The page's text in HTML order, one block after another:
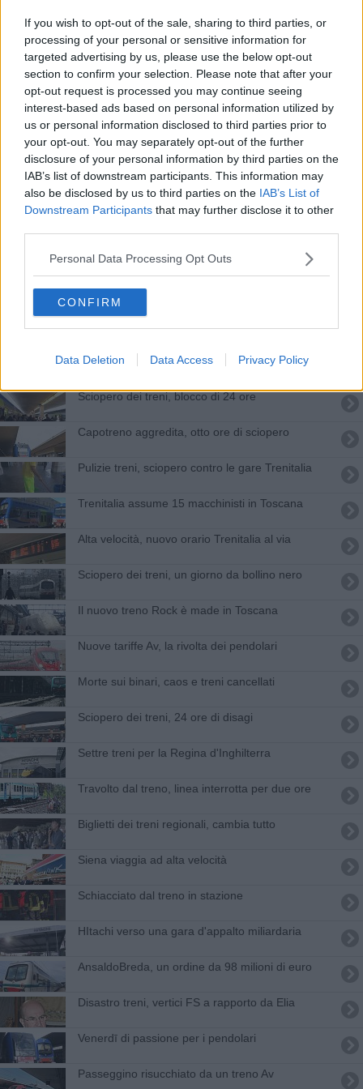
If you wish to opt-out of the sale, sharing to third parties, or
processing of your personal or sensitive information for
targeted advertising by us, please use the below opt-out
section to confirm your selection. Please note that after your
opt-out request is processed you may continue seeing
interest-based ads based on personal information utilized by
us or personal information disclosed to third parties prior to
your opt-out. You may separately opt-out of the further
disclosure of your personal information by third parties on the
IAB’s list of downstream participants. This information may
also be disclosed by us to third parties on the IAB’s List of
Downstream Participants that may further disclose it to other
Personal Data Processing Opt Outs
CONFIRM
Data Deletion Data Access Privacy Policy
Treni in tilt per un guasto sull'Alta Velocità
Treni a rilento tra guasto e cantieri
Primavera di cantieri sui binari
Raddoppio ferroviario, i lavori fermano i treni
AV Roma-Firenze, i lavori deviano i treni
Lavori sui binari e scatta lo stop ai treni
Lavori sui binari, stop ai treni nel weekend
Referendum, quando e come si vota, il fac simile
della scheda
Writer imbrattavano i treni in mezza Toscana
Sciopero dei treni, blocco di 24 ore
Capotreno aggredita, otto ore di sciopero
Pulizie treni, sciopero contro le gare Trenitalia
Trenitalia assume 15 macchinisti in Toscana
Alta velocità, nuovo orario Trenitalia al via
Sciopero dei treni, un giorno da bollino nero
Il nuovo treno Rock è made in Toscana
Nuove tariffe Av, la rivolta dei pendolari
Morte sui binari, caos e treni cancellati
Sciopero dei treni, 24 ore di disagi
Settre treni per la Regina d'Inghilterra
Travolto dal treno, linea interrotta per due ore
Biglietti dei treni regionali, cambia tutto
Siena viaggia ad alta velocità
Schiacciato dal treno in stazione
HItachi verso una gara d'appalto miliardaria
AnsaldoBreda, un ordine da 98 milioni di euro
Disastro treni, vertici FS a rapporto da Elia
Venerdī di passione per i pendolari
Passeggino risucchiato da un treno Av